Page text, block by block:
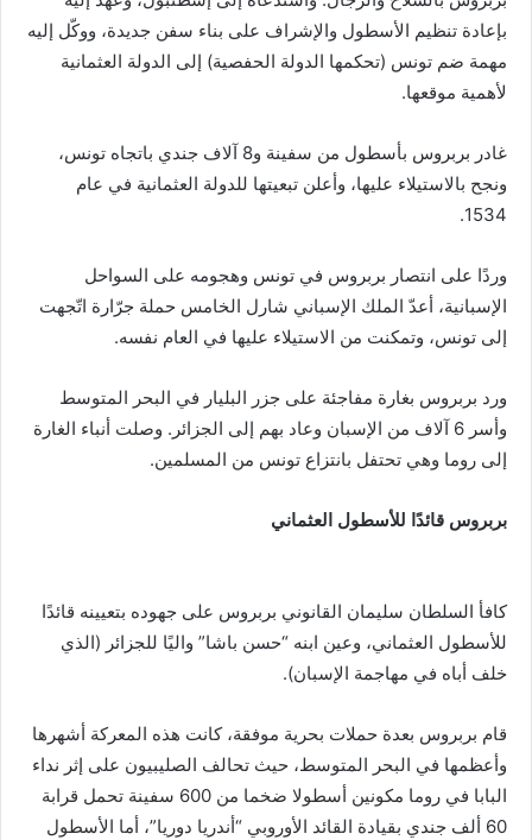
بإعادة تنظيم الأسطول والإشراف على بناء سفن جديدة، ووكّل إليه
مهمة ضم تونس (تحكمها الدولة الحفصية) إلى الدولة العثمانية
لأهمية موقعها.
غادر بربروس بأسطول من سفينة و8 آلاف جندي باتجاه تونس،
ونجح بالاستيلاء عليها، وأعلن تبعيتها للدولة العثمانية في عام
1534.
وردًا على انتصار بربروس في تونس وهجومه على السواحل
الإسبانية، أعدّ الملك الإسباني شارل الخامس حملة جرّارة اتّجهت
إلى تونس، وتمكنت من الاستيلاء عليها في العام نفسه.
ورد بربروس بغارة مفاجئة على جزر البليار في البحر المتوسط
وأسر 6 آلاف من الإسبان وعاد بهم إلى الجزائر. وصلت أنباء الغارة
إلى روما وهي تحتفل بانتزاع تونس من المسلمين.
بربروس قائدًا للأسطول العثماني
كافأ السلطان سليمان القانوني بربروس على جهوده بتعيينه قائدًا
للأسطول العثماني، وعين ابنه “حسن باشا” واليًا للجزائر (الذي
خلف أباه في مهاجمة الإسبان).
قام بربروس بعدة حملات بحرية موفقة، كانت هذه المعركة أشهرها
وأعظمها في البحر المتوسط، حيث تحالف الصليبيون على إثر نداء
البابا في روما مكونين أسطولا ضخما من 600 سفينة تحمل قرابة
60 ألف جندي بقيادة القائد الأوروبي “أندريا دوريا”، أما الأسطول